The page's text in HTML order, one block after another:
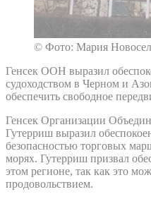
© Фото: Мария
Генсек ООН выразил
судоходством в Черном и
обеспечить свободное
Генсек Организации
Гутерриш выразил
безопасностью торговых
морях. Гутерриш призвал
этом регионе, так как это
продовольствием.